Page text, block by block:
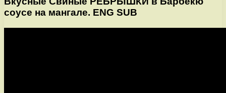
соусе на мангале. ENG SUB